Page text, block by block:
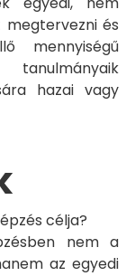
megtervezni és
mennyiségű
hazai vagy
célja?
nem a
az egyedi